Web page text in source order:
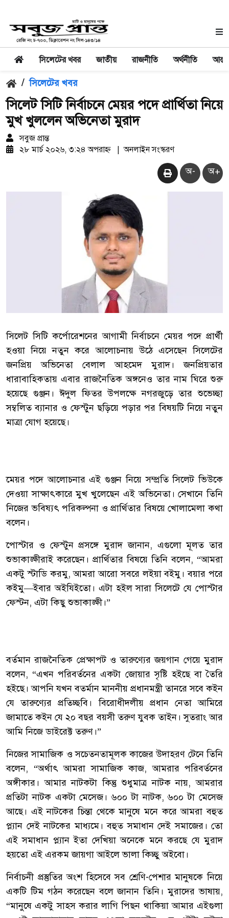
সিলেটের খবর জাতীয় রাজনীতি অর্থনীতি
/ সিলেটের খবর
সিলেট সিটি নির্বাচনে মেয়র পদে প্রার্থিতা নিয়ে
মুখ খুললেন অভিনেতা মুরাদ
সবুজ প্রান্ত
২৮ মার্চ ২০২৬, ৩:২৪ অপরাহ্ন
অনলাইন সংস্করণ
অ- অ+
সিলেট সিটি কর্পোরেশনের আগামী নির্বাচনে মেয়র পদে প্রার্থী
হওয়া নিয়ে নতুন করে আলোচনায় উঠে এসেছেন সিলেটের
জনপ্রিয় অভিনেতা বেলাল আহমেদ মুরাদ। জনপ্রিয়তার
ধারাবাহিকতায় এবার রাজনৈতিক অঙ্গনেও তার নাম ঘিরে শুরু
হয়েছে গুঞ্জন। ঈদুল ফিতর উপলক্ষে নগরজুড়ে তার শুভেচ্ছা
সম্বলিত ব্যানার ও ফেস্টুন ছড়িয়ে পড়ার পর বিষয়টি নিয়ে নতুন
মাত্রা যোগ হয়েছে।
‎মেয়র পদে আলোচনার এই গুঞ্জন নিয়ে সম্প্রতি সিলেট ভিউকে
দেওয়া সাক্ষাৎকারে মুখ খুলেছেন এই অভিনেতা। সেখানে তিনি
নিজের ভবিষ্যৎ পরিকল্পনা ও প্রার্থিতার বিষয়ে খোলামেলা কথা
বলেন।
‎পোস্টার ও ফেস্টুন প্রসঙ্গে মুরাদ জানান, এগুলো মূলত তার
শুভাকাঙ্ক্ষীরাই করেছেন। প্রার্থিতার বিষয়ে তিনি বলেন, “আমরা
একটু স্টাডি করমু, আমরা আরো সবরে লইয়া বইমু। বয়ার পরে
কইমু—ইবার অইযিইতো। এটা হইল সারা সিলেটে যে পোস্টার
ফেস্টন, এটা কিছু শুভাকাঙ্ক্ষী।”
‎বর্তমান রাজনৈতিক প্রেক্ষাপট ও তারুণ্যের জয়গান গেয়ে মুরাদ
বলেন, “এখন পরিবর্তনের একটা জোয়ার সৃষ্টি হইছে বা তৈরি
হইছে। আপনি যখন বতর্মান মাননীয় প্রধানমন্ত্রী তানরে সবে কইন
যে তারুণ্যের প্রতিচ্ছবি। বিরোধীদলীয় প্রধান নেতা আমিরে
জামাতে কইন যে ২০ বছর বয়সী তরুণ যুবক তাইন। সুতরাং আর
আমি নিজে ডাইরেক্ট তরুণ।”
‎নিজের সামাজিক ও সচেতনতামূলক কাজের উদাহরণ টেনে তিনি
বলেন, “অর্থাৎ আমরা সামাজিক কাজ, আমরার পরিবর্তনের
অঙ্গীকার। আমার নাটকটা কিন্তু শুধুমাত্র নাটক নায়, আমরার
প্রতিটা নাটক একটা মেসেজ। ৬০০ টা নাটক, ৬০০ টা মেসেজ
আছে। এই নাটকের চিন্তা থেকে মানুষে মনে করে আমরা বহুত
প্ল্যান দেই নাটকের মাধ্যমে। বহুত সমাধান দেই সমাজের। তো
এই সমাধান প্ল্যান ইতা দেখিয়া অনেকে মনে করছে যে মুরাদ
হয়তো এই এরকম জায়গা আইলে ভালা কিচ্ছু অইবো।
‎নির্বাচনী প্রস্তুতির অংশ হিসেবে সব শ্রেণি-পেশার মানুষকে নিয়ে
একটি টিম গঠন করেছেন বলে জানান তিনি। মুরাদের ভাষায়,
“মানুষে একটু সাহস করার লাগি পিছন থাকিয়া আমার এইগুলা